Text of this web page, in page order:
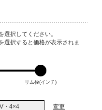
択してください。
選択すると価格が表示されま
リム径(インチ)
・4×4 変更